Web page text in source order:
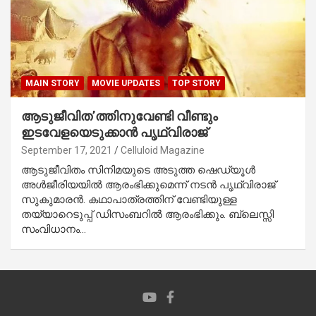
MAIN STORY MOVIE UPDATES TOP STORY
ആടുജീവിത’ത്തിനുവേണ്ടി വീണ്ടും
ഇടവേളയെടുക്കാന്‍ പൃഥ്വിരാജ്
September 17, 2021 Celluloid Magazine
ആടുജീവിതം സിനിമയുടെ അടുത്ത ഷെഡ്യൂള്‍
അള്‍ജീരിയയില്‍ ആരംഭിക്കുമെന്ന് നടന്‍ പൃഥ്വിരാജ്
സുകുമാരന്‍. കഥാപാത്രത്തിന് വേണ്ടിയുള്ള
തയ്യാറെടുപ്പ് ഡിസംബറില്‍ ആരംഭിക്കും. ബ്ലെസ്സി
സംവിധാനം…